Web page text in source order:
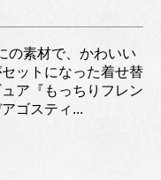
の素材で、かわいい
ットになった着せ替
ア『もっちりフレン
ゴスティ...